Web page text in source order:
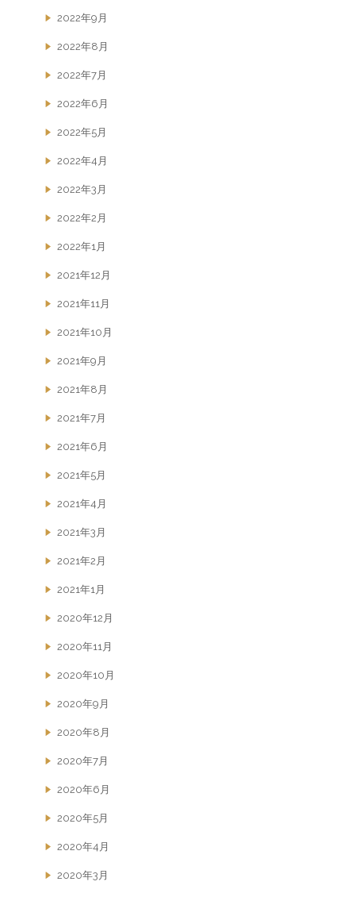
2022年9月
2022年8月
2022年7月
2022年6月
2022年5月
2022年4月
2022年3月
2022年2月
2022年1月
2021年12月
2021年11月
2021年10月
2021年9月
2021年8月
2021年7月
2021年6月
2021年5月
2021年4月
2021年3月
2021年2月
2021年1月
2020年12月
2020年11月
2020年10月
2020年9月
2020年8月
2020年7月
2020年6月
2020年5月
2020年4月
2020年3月